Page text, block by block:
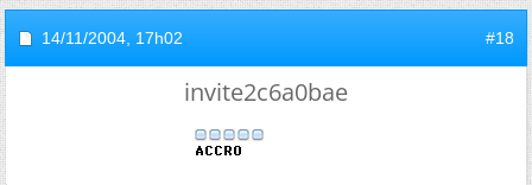
14/11/2004, 17h02 #18
invite2c6a0bae